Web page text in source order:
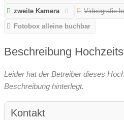
zweite Kamera
Videografie
Fotobox alleine buchbar
Beschreibung
Leider hat der Betreiber dieses
Beschreibung hinterlegt.
Kontakt